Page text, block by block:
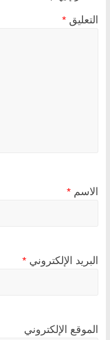
التعليق *
الاسم *
البريد الإلكتروني *
الموقع الإلكتروني